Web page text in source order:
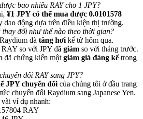
để nhận phần thưởng tiền mặt
bao nhiêu RAY cho 1 JPY?
¥1 JPY có thể mua được 0.0101578
dao động dựa trên điều kiện thị trường.
thay đổi như thế nào theo thời gian?
đã tăng hơi kể từ hôm qua.
so với JPY đã giảm so với tháng trước.
đã chứng kiến một giảm giá đáng kểtrong
đổi RAY sang JPY?
JPY chuyển đổi của chúng tôi ở đầu trang
chuyển đổi Raydium sang Japanese Yen.
ví dụ nhanh:
RAY